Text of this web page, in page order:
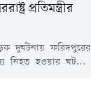
প্রতিমন্ত্রীর
দুর্ঘটনায় ফরিদপুরের
নিহত হওয়ার ঘটনায়